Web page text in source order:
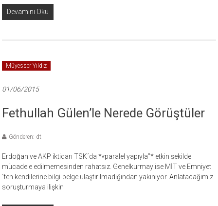
Devamını Oku
Müyesser Yıldız
01/06/2015
Fethullah Gülen’le Nerede Görüştüler
Gönderen: dt
Erdoğan ve AKP iktidarı TSK´da *«paralel yapıyla”* etkin şekilde
mücadele edilmemesinden rahatsız. Genelkurmay ise MİT ve Emniyet
´ten kendilerine bilgi-belge ulaştırılmadığından yakınıyor. Anlatacağımız
soruşturmaya ilişkin